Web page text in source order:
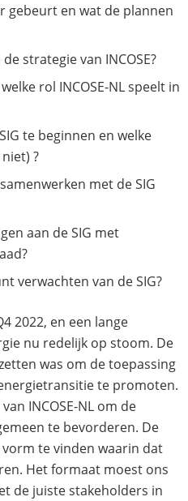
gebeurt en wat de plannen
strategie van INCOSE?
rol INCOSE-NL speelt in
te beginnen en welke
?
met de SIG
aan de SIG met
verwachten van de SIG?
2022, en een lange
nu redelijk op stoom. De
was om de toepassing
te promoten.
INCOSE-NL om de
te bevorderen. De
te vinden waarin dat
Het formaat moest ons
de juiste stakeholders in